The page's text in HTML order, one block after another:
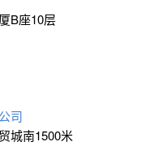
B座10层
司
城南1500米